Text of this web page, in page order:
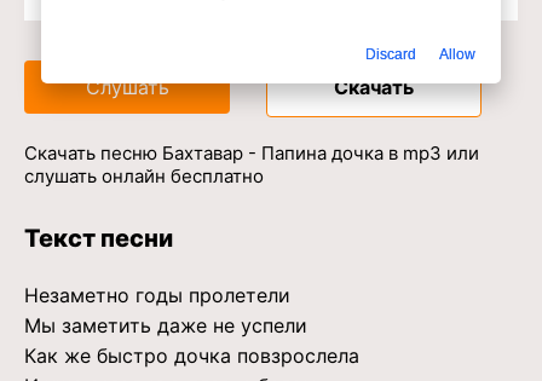
Доступ к музыкальному сервису
Слушать Скачать
Скачать песню Бахтавар - Папина дочка в mp3 или
слушать онлайн бесплатно
Текст песни
Незаметно годы пролетели
Мы заметить даже не успели
Как же быстро дочка повзрослела
Discard Allow